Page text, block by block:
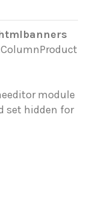
module
set hidden for